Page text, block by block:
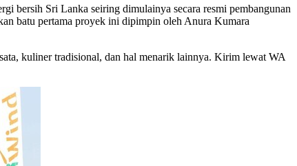
Sri Lanka seiring dimulainya secara resmi pembangunan
batu pertama proyek ini dipimpin oleh Anura Kumara
kuliner tradisional, dan hal menarik lainnya. Kirim lewat WA